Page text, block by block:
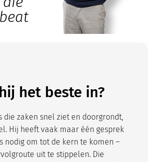
het beste in?
die zaken snel ziet en doorgrondt,
Hij heeft vaak maar één gesprek
nodig om tot de kern te komen –
uit te stippelen. Die